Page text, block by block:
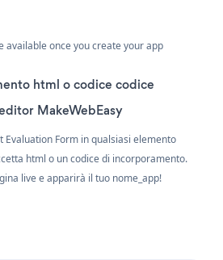
available once you create your app
html o codice codice
MakeWebEasy
Evaluation Form in qualsiasi elemento
html o un codice di incorporamento.
live e apparirà il tuo nome_app!